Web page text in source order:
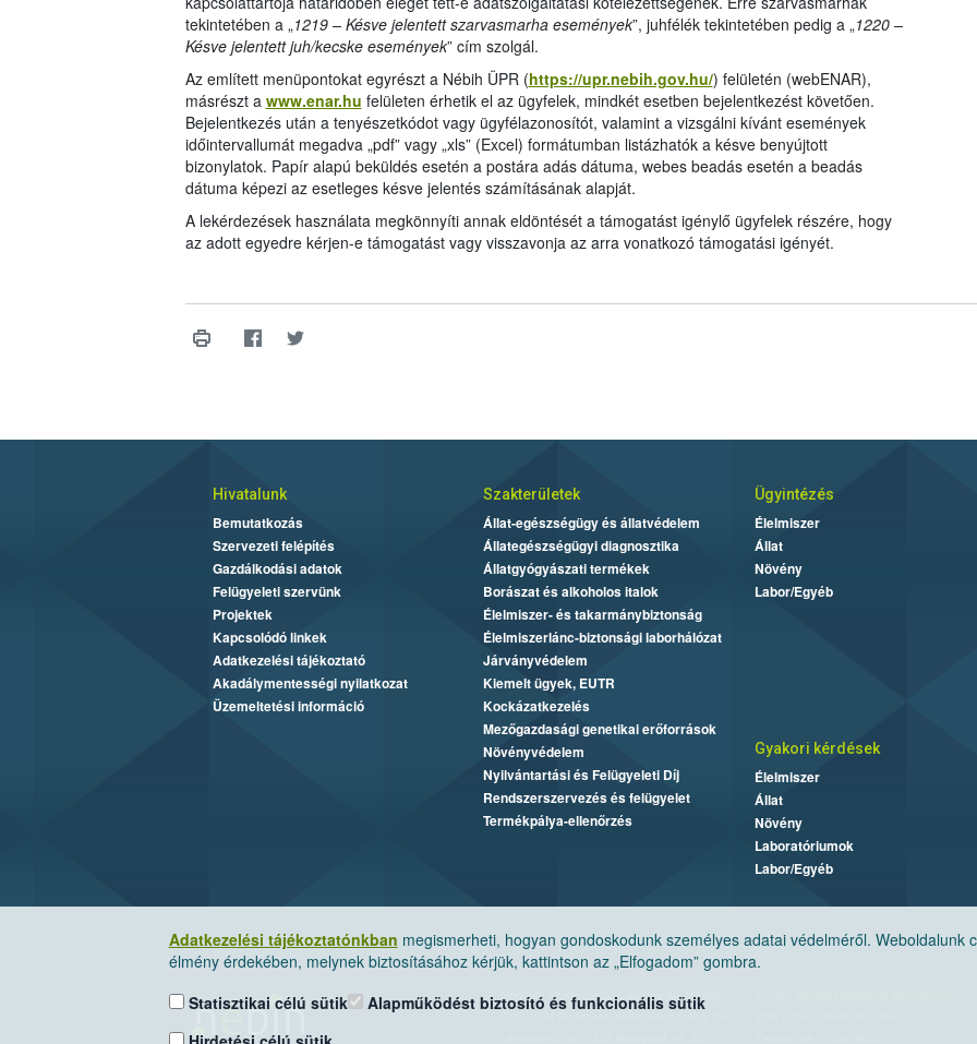
tekintetében a „1219 – Késve jelentett szarvasmarha események”, juhfélék tekintetében pedig a „1220 –
Késve jelentett juh/kecske események” cím szolgál.
Az említett menüpontokat egyrészt a Nébih ÜPR (https://upr.nebih.gov.hu/) felületén (webENAR),
másrészt a www.enar.hu felületen érhetik el az ügyfelek, mindkét esetben bejelentkezést követően.
Bejelentkezés után a tenyészetkódot vagy ügyfélazonosítót, valamint a vizsgálni kívánt események
időintervallumát megadva „pdf” vagy „xls” (Excel) formátumban listázhatók a késve benyújtott
bizonylatok. Papír alapú beküldés esetén a postára adás dátuma, webes beadás esetén a beadás
dátuma képezi az esetleges késve jelentés számításának alapját.
A lekérdezések használata megkönnyíti annak eldöntését a támogatást igénylő ügyfelek részére, hogy
az adott egyedre kérjen-e támogatást vagy visszavonja az arra vonatkozó támogatási igényét.
Adatkezelési tájékoztatónkban megismerheti, hogyan gondoskodunk személyes adatai védelméről. Weboldalunk
élmény érdekében, melynek biztosításához kérjük, kattintson az „Elfogadom” gombra.
Statisztikai célú sütik
Alapműködést biztosító és funkcionális sütik
Hivatalunk
Bemutatkozás
Szervezeti felépítés
Gazdálkodási adatok
Felügyeleti szervünk
Projektek
Kapcsolódó linkek
Adatkezelési tájékoztató
Akadálymentességi nyilatkozat
Üzemeltetési információ
Szakterületek
Állat-egészségügy és állatvédelem
Állategészségügyi diagnosztika
Állatgyógyászati termékek
Borászat és alkoholos italok
Élelmiszer- és takarmánybiztonság
Élelmiszerlánc-biztonsági laborhálózat
Járványvédelem
Kiemelt ügyek, EUTR
Kockázatkezelés
Mezőgazdasági genetikai erőforrások
Növényvédelem
Nyilvántartási és Felügyeleti Díj
Rendszerszervezés és felügyelet
Termékpálya-ellenőrzés
Ügyintézés
Élelmiszer
Állat
Növény
Labor/Egyéb
Gyakori kérdések
Élelmiszer
Állat
Növény
Laboratóriumok
Labor/Egyéb
Nemzeti Élelmiszerlánc-biztonsági Hivatal